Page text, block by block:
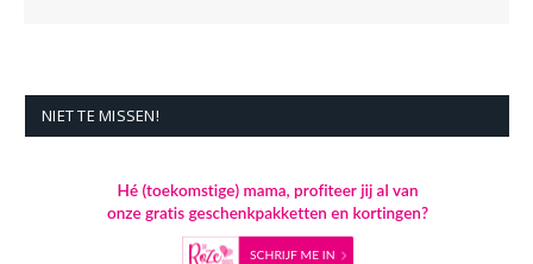
NIET TE MISSEN!